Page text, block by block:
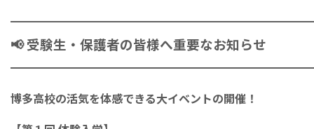
📢 受験生・保護者の皆様へ重要なお知らせ
博多高校の活気を体感できる大イベントの開催！